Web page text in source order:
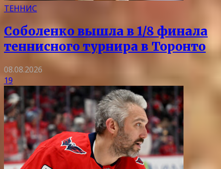
ТЕННИС
Соболенко вышла в 1/8 финала
теннисного турнира в Торонто
08.08.2026
19